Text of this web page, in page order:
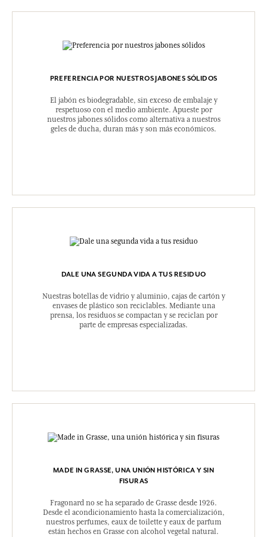
PREFERENCIA POR NUESTROS JABONES SÓLIDOS
El jabón es biodegradable, sin exceso de embalaje y
respetuoso con el medio ambiente. Apueste por
nuestros jabones sólidos como alternativa a nuestros
geles de ducha, duran más y son más económicos.
DALE UNA SEGUNDA VIDA A TUS RESIDUO
Nuestras botellas de vidrio y aluminio, cajas de cartón y
envases de plástico son reciclables. Mediante una
prensa, los residuos se compactan y se reciclan por
parte de empresas especializadas.
MADE IN GRASSE, UNA UNIÓN HISTÓRICA Y SIN
FISURAS
Fragonard no se ha separado de Grasse desde 1926.
Desde el acondicionamiento hasta la comercialización,
nuestros perfumes, eaux de toilette y eaux de parfum
están hechos en Grasse con alcohol vegetal natural.